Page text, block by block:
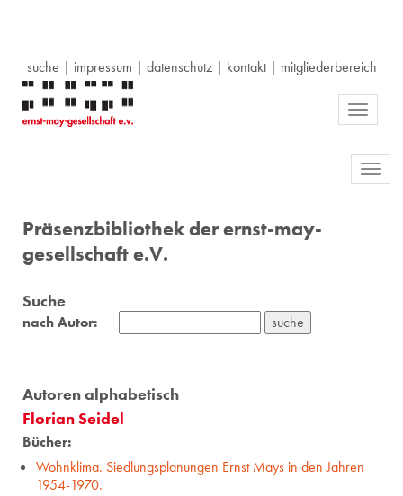
suche | impressum | datenschutz| kontakt| mitgliederbereich
Toggle
Präsenzbibliothek der ernst-may-
gesellschaft e.V.
Suche
nach Autor:
Autoren alphabetisch
Florian Seidel
Bücher:
Wohnklima. Siedlungsplanungen Ernst Mays in den Jahren
1954-1970.